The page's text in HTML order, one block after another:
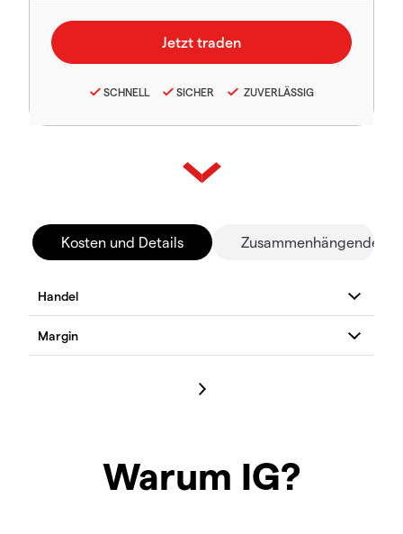
SCHNELL SICHER ZUVERLÄSSIG
Kosten und Details Zusammenhängende
Warum IG?